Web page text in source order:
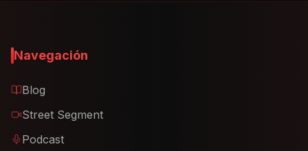
Navegación
Blog
Street Segment
Podcast